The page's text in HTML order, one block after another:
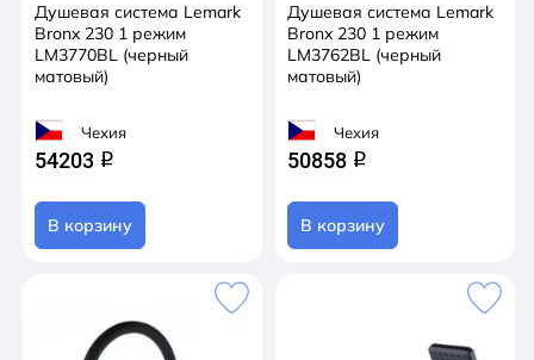
Душевая система Lemark
Bronx 230 1 режим
LM3770BL (черный
матовый)
Чехия
54203 q
В корзину
Душевая система Lemark
Bronx 230 1 режим
LM3762BL (черный
матовый)
Чехия
50858 q
В корзину